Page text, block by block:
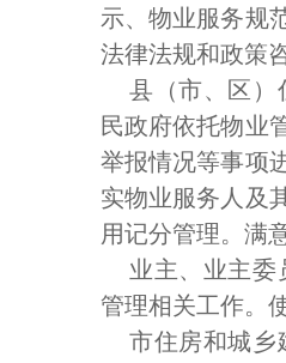
示、物业服务规
法律法规和政策
县（市、区）
民政府依托物业
举报情况等事项
实物业服务人及
用记分管理。满
业主、业主委
管理相关工作。
市住房和城乡